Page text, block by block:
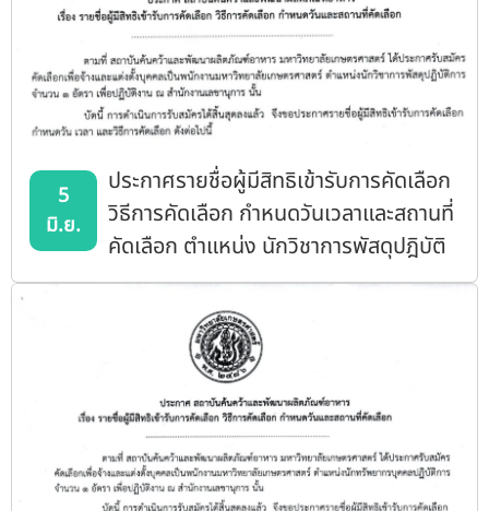
5
มิ.ย.
ประกาศรายชื่อผู้มีสิทธิเข้ารับการคัดเลือก
วิธีการคัดเลือก กำหนดวันเวลาและสถานที่
คัดเลือก ตำแหน่ง นักวิชาการพัสดุปฎิบัติ
การ